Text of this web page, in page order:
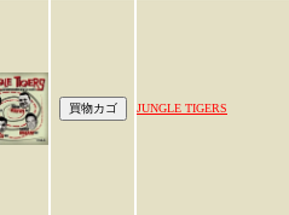
JUNGLE TIGERS